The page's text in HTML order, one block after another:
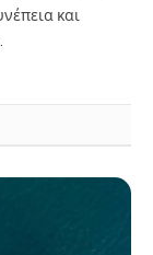
και